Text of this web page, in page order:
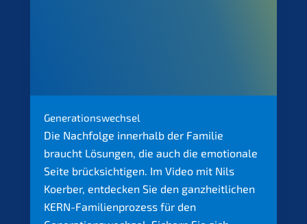
Generations­wechsel
Die Nachfol­ge inner­halb der Familie
braucht Lösun­gen, die auch die emotio­na­le
Seite brück­sich­ti­gen. Im Video mit Nils
Koerber, entde­cken Sie den ganzheit­li­chen
KERN-Famili­en­pro­zess für den